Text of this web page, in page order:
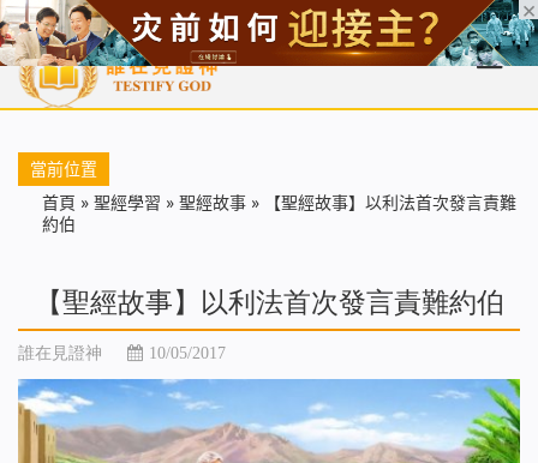
首頁 每日靈糧 天國福音 基督徒見證 信仰解答 聖經
當前位置
首頁 » 聖經學習 » 聖經故事 »
【聖經故事】以利法首次發言責難
約伯
【聖經故事】以利法首次發言責難約伯
誰在見證神 10/05/2017